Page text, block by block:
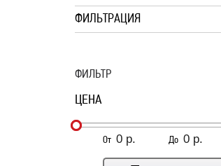
ФИЛЬТРАЦИЯ
ФИЛЬТР
ЦЕНА
От До